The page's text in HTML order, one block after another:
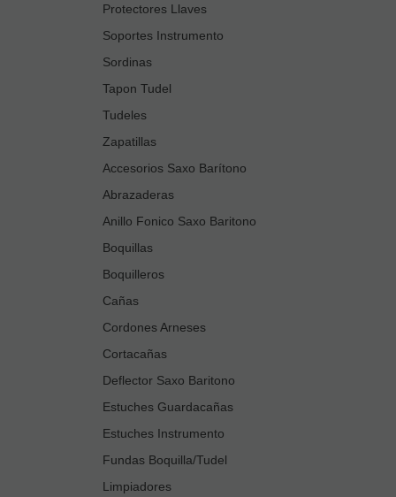
Protectores Llaves
Soportes Instrumento
Sordinas
Tapon Tudel
Tudeles
Zapatillas
Accesorios Saxo Barítono
Abrazaderas
Anillo Fonico Saxo Baritono
Boquillas
Boquilleros
Cañas
Cordones Arneses
Cortacañas
Deflector Saxo Baritono
Estuches Guardacañas
Estuches Instrumento
Fundas Boquilla/Tudel
Limpiadores